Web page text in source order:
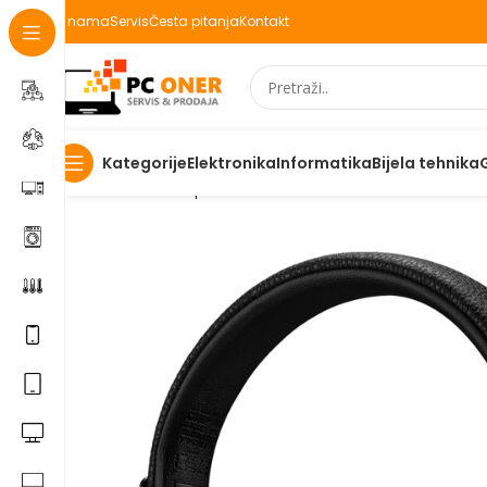
O namaServisČesta pitanjaKontakt
KategorijeElektronikaInformatikaBijela tehnika
Početna